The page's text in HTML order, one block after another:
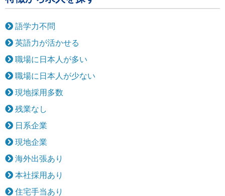
語学力不問
英語力が活かせる
職場に日本人が多い
職場に日本人が少ない
現地採用多数
残業なし
日系企業
現地企業
海外出張あり
本社採用あり
住宅手当あり